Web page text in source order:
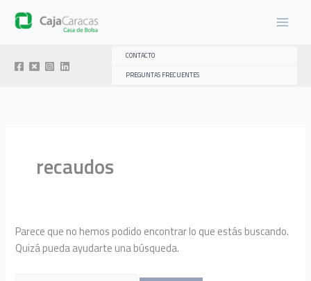
CONTACTO
PREGUNTAS FRECUENTES
recaudos
Parece que no hemos podido encontrar lo que estás buscando.
Quizá pueda ayudarte una búsqueda.